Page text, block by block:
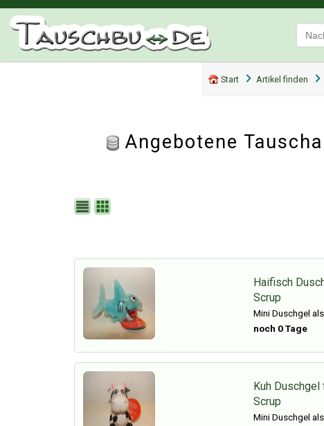
Start Artikel finden
Angebotene
Haifisch
Scrup
Mini Duschgel
noch 0 Tage
Kuh Duschgel
Scrup
Mini Duschgel